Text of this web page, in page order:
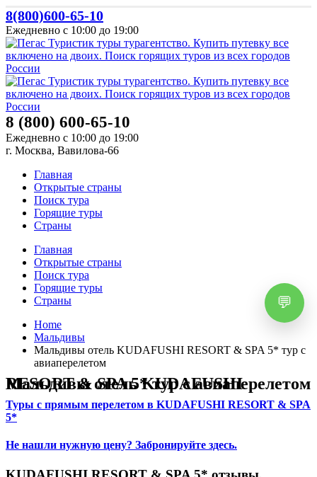
8(800)600-65-10
Ежедневно с 10:00 до 19:00
8 (800) 600-65-10
Ежедневно с 10:00 до 19:00
г. Москва, Вавилова-66
Главная
Открытые страны
Поиск тура
Горящие туры
Страны
Главная
Открытые страны
Поиск тура
Горящие туры
Страны
Home
Мальдивы
Мальдивы отель KUDAFUSHI RESORT & SPA 5* тур с
авиаперелетом
Мальдивы отель KUDAFUSHI RESORT & SPA 5* тур с авиаперелетом
Туры с прямым перелетом в KUDAFUSHI RESORT & SPA
5*
Не нашли нужную цену? Забронируйте здесь.